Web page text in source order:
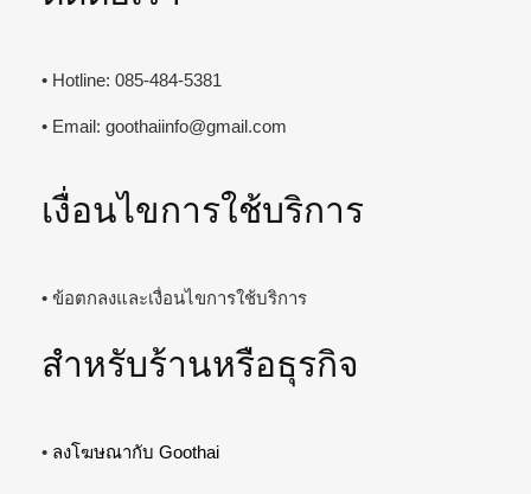
• Hotline: 085-484-5381
• Email: goothaiinfo@gmail.com
เงื่อนไขการใช้บริการ
• ข้อตกลงและเงื่อนไขการใช้บริการ
สำหรับร้านหรือธุรกิจ
• ลงโฆษณากับ Goothai